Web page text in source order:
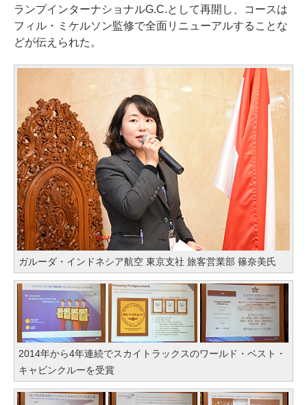
ランプインターナショナルG.C.として再開し、コースは
フィル・ミケルソン監修で全面リニューアルすることな
どが伝えられた。
ガルーダ・インドネシア航空 東京支社 旅客営業部 篠奈美氏
2014年から4年連続でスカイトラックスのワールド・ベスト・
キャビンクルーを受賞